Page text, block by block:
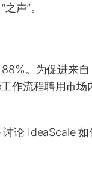
声”。
。为促进来
作流程聘用市
讨论 IdeaScale